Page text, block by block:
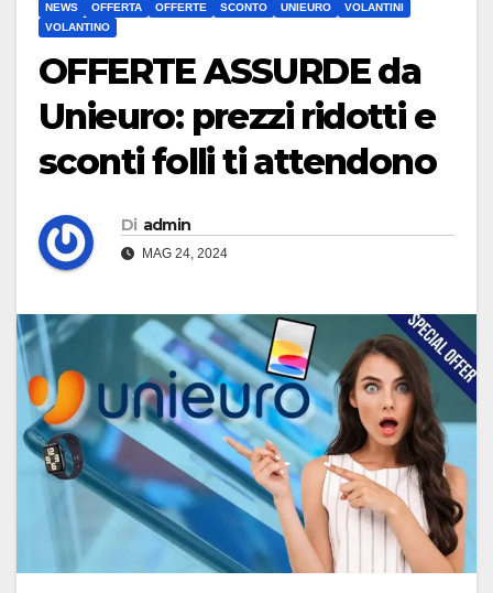
NEWS OFFERTA OFFERTE SCONTO UNIEURO
VOLANTINI
VOLANTINO
OFFERTE ASSURDE da
Unieuro: prezzi ridotti e
sconti folli ti attendono
Di admin
MAG 24, 2024